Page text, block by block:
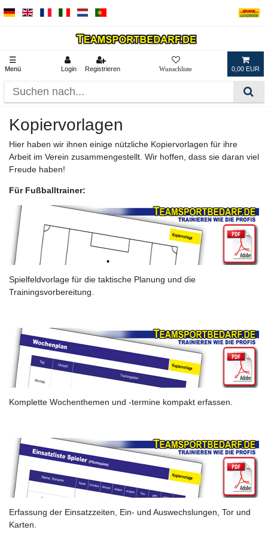
☰
Menü Login Registrieren 0,00 EUR
Kopiervorlagen
Hier haben wir ihnen einige nützliche Kopiervorlagen für ihre
Arbeit im Verein zusammengestellt. Wir hoffen, dass sie daran viel
Freude haben!
Für Fußballtrainer:
Spielfeldvorlage für die taktische Planung und die
Trainingsvorbereitung.
Komplette Wochenthemen und -termine kompakt erfassen.
Erfassung der Einsatzzeiten, Ein- und Auswechslungen, Tor und
Karten.